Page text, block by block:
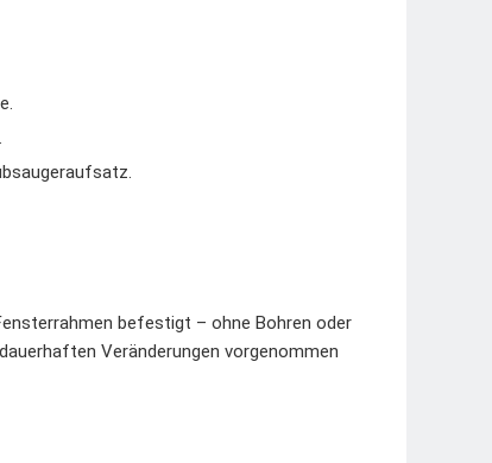
befestigt – ohne Bohren oder
Veränderungen vorgenommen